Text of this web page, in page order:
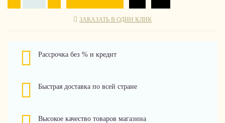
ЗАКАЗАТЬ В ОДИН КЛИК
Рассрочка без % и кредит
Быстрая доставка по всей стране
Высокое качество товаров магазина